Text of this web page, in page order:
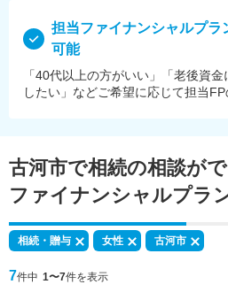
担当ファイナンシャルプラ
可能
「40代以上の方がいい」「老後資
したい」などご希望に応じて担当FP
古河市で相続の相談が
ファイナンシャルプラ
相続・贈与 女性 古河市
7件中 1〜7件を表示